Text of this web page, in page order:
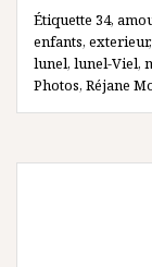
Étiquette 34,
enfants, exterieur,
lunel, lunel-Viel,
Photos, Réjane